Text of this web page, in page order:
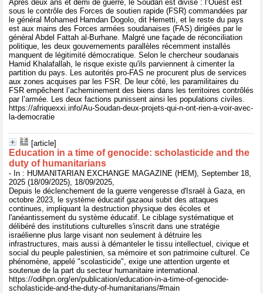
Après deux ans et demi de guerre, le Soudan est divisé : l’Ouest est
sous le contrôle des Forces de soutien rapide (FSR) commandées par
le général Mohamed Hamdan Dogolo, dit Hemetti, et le reste du pays
est aux mains des Forces armées soudanaises (FAS) dirigées par le
général Abdel Fattah al-Burhane. Malgré une façade de réconciliation
politique, les deux gouvernements parallèles récemment installés
manquent de légitimité démocratique. Selon le chercheur soudanais
Hamid Khalafallah, le risque existe qu'ils parviennent à cimenter la
partition du pays. Les autorités pro-FAS ne procurent plus de services
aux zones acquises par les FSR. De leur côté, les paramilitaires du
FSR empêchent l’acheminement des biens dans les territoires contrôlés
par l’armée. Les deux factions punissent ainsi les populations civiles.
https://afriquexxi.info/Au-Soudan-deux-projets-qui-n-ont-rien-a-voir-avec-
la-democratie
[article]
Education in a time of genocide: scholasticide and the
duty of humanitarians
- In : HUMANITARIAN EXCHANGE MAGAZINE (HEM), September 18,
2025 (18/09/2025), 18/09/2025,
Depuis le déclenchement de la guerre vengeresse d'Israël à Gaza, en
octobre 2023, le système éducatif gazaoui subit des attaques
continues, impliquant la destruction physique des écoles et
l'anéantissement du système éducatif. Le ciblage systématique et
délibéré des institutions culturelles s'inscrit dans une stratégie
israélienne plus large visant non seulement à détruire les
infrastructures, mais aussi à démanteler le tissu intellectuel, civique et
social du peuple palestinien, sa mémoire et son patrimoine culturel. Ce
phénomène, appelé "scolasticide", exige une attention urgente et
soutenue de la part du secteur humanitaire international.
https://odihpn.org/en/publication/education-in-a-time-of-genocide-
scholasticide-and-the-duty-of-humanitarians/#main